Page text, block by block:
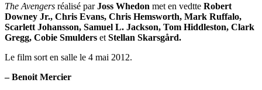
The Avengers réalisé parJoss Whedon met en vedtte Robert
Downey Jr., Chris Evans, Chris Hemsworth, Mark Ruffalo,
Scarlett Johansson, Samuel L. Jackson, Tom Hiddleston, Clark
Gregg, Cobie Smulders et Stellan Skarsgård.
Le film sort en salle le 4 mai 2012.
– Benoit Mercier